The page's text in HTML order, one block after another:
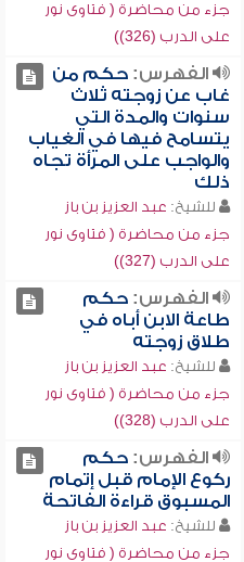
جزء من محاضرة ( فتاوى نور
على الدرب (326))
الفهرس:حكم من
غاب عن زوجته ثلاث
سنوات والمدة التي
يتسامح فيها في الغياب
والواجب على المرأة تجاه
ذلك
للشيخ: عبد العزيز بن باز
جزء من محاضرة ( فتاوى نور
على الدرب (327))
الفهرس:حكم
طاعة الابن أباه في
طلاق زوجته
للشيخ: عبد العزيز بن باز
جزء من محاضرة ( فتاوى نور
على الدرب (328))
الفهرس:حكم
ركوع الإمام قبل إتمام
المسبوق قراءة الفاتحة
للشيخ: عبد العزيز بن باز
جزء من محاضرة ( فتاوى نور